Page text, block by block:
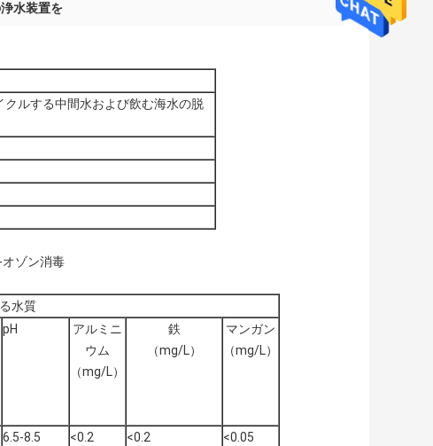
水装置を
ルする中間水および飲む海水の脱
ゾン消毒
水質
pH
アルミニ
ウム
（mg/L）
鉄
（mg/L）
マンガン
（mg/L）
6.5-8.5 <0.2 <0.2 <0.05